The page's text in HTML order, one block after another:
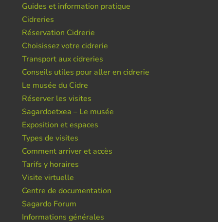
Guides et information pratique
Cidreries
Réservation Cidrerie
Choisissez votre cidrerie
Transport aux cidreries
Conseils utiles pour aller en cidrerie
Le musée du Cidre
Réserver les visites
Sagardoetxea – Le musée
Exposition et espaces
Types de visites
Comment arriver et accès
Tarifs y horaires
Visite virtuelle
Centre de documentation
Sagardo Forum
Informations générales